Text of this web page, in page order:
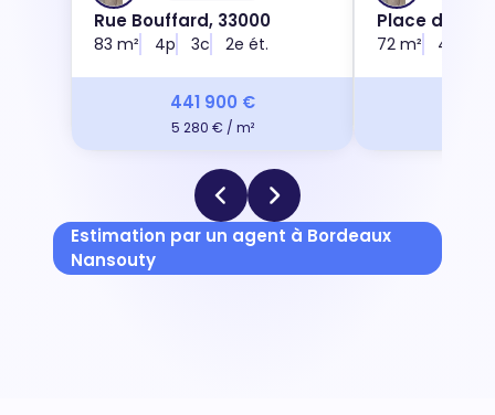
Rue Bouffard, 33000
83 m² 4p 3c 2e ét.
441 900 €
5 280 € / m²
Place des
Résistance,
72 m² 4p
Estimation par un agent à Bordeaux
Nansouty